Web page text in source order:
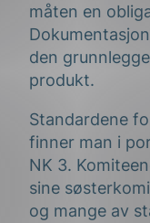
måten en
den
produkt.
Standardene
finner man i
NK 3.
sine
og mange av